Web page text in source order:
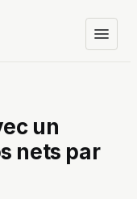
un
nets par